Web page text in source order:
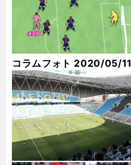
コラムフォト 2020/05/11